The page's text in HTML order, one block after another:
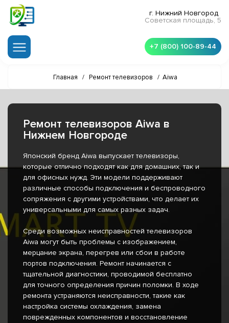
г. Нижний Новгород
Советская площадь, 5
+7 (800) 100-89-44
Главная / Ремонт телевизоров / Aiwa
Ремонт телевизоров Aiwa в
Нижнем Новгороде
Японский бренд Aiwa выпускает телевизоры,
которые отлично подходят как для домашних, так и
для офисных нужд. Эти модели поддерживают
различные способы подключения и беспроводного
сопряжения с другими устройствами, что делает их
универсальными для самых разных задач.
Среди возможных неисправностей телевизоров
Aiwa могут быть проблемы с изображением,
мерцание экрана, перегрев или сбои в работе
портов подключения. Ремонт начинается с
тщательной диагностики, проводимой бесплатно
для точного определения причин поломки. В ходе
ремонта устраняются неисправности, такие как
настройка системы охлаждения, замена
поврежденных компонентов и восстановление